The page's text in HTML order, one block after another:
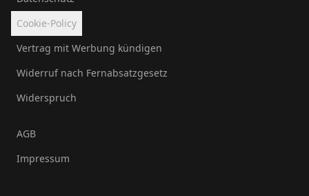
Cookie-Policy
Vertrag mit Werbung kündigen
Widerruf nach Fernabsatzgesetz
Widerspruch
AGB
Impressum